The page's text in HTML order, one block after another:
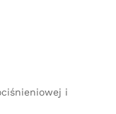
i